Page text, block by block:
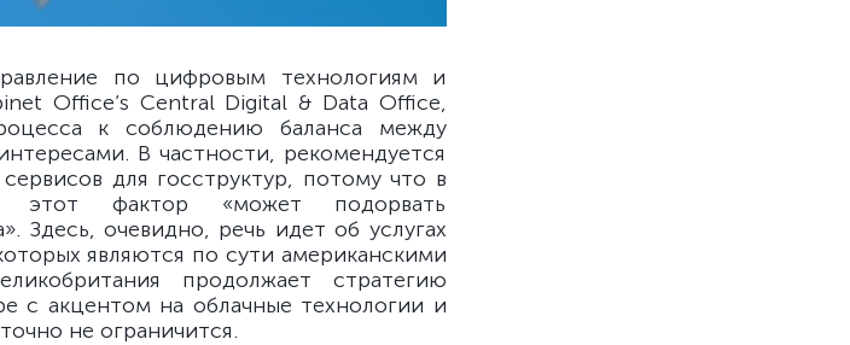
по цифровым технологиям и
Office’s Central Digital & Data Office,
к соблюдению баланса между
В частности, рекомендуется
для госструктур, потому что в
этот фактор «может подорвать
Здесь, очевидно, речь идет об услугах
являются по сути американскими
продолжает стратегию
с акцентом на облачные технологии и
не ограничится.